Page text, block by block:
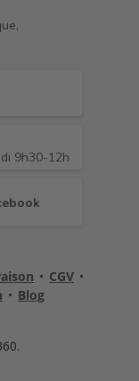
9h30-12h
• CGV •
• Blog